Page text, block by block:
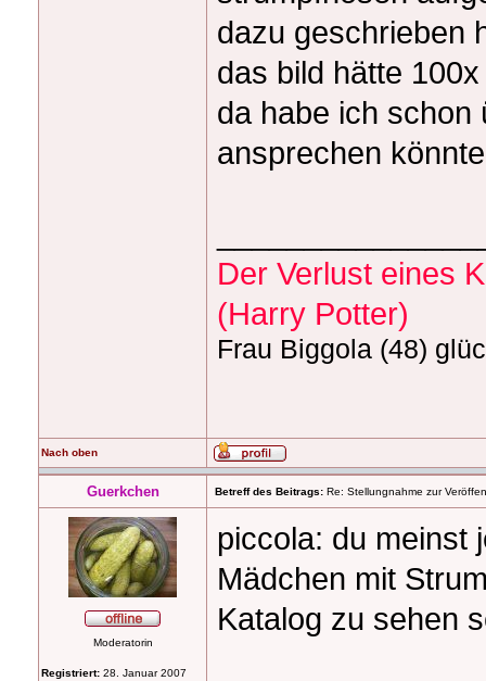
dazu geschrieben
das bild hätte
da habe ich schon
ansprechen
Der Verlust eines
(Harry Potter)
Frau Biggola (48)
Nach oben
Guerkchen Betreff des Beitrags: Re: Stellungnahme zur
Moderatorin
Registriert: 28. Januar 2007
piccola: du meinst
Mädchen mit
Katalog zu sehen